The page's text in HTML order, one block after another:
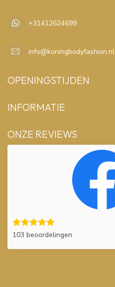
+31412624699
info@koningbodyfashion.nl
OPENINGSTIJDEN
INFORMATIE
ONZE REVIEWS
103 beoordelingen